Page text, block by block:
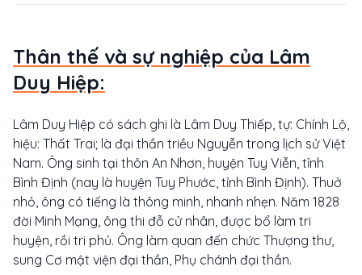
Thân thế và sự nghiệp của Lâm
Duy Hiệp:
Lâm Duy Hiệp có sách ghi là Lâm Duy Thiếp, tự: Chính Lộ,
hiệu: Thất Trai; là đại thần triều Nguyễn trong lịch sử Việt
Nam. Ông sinh tại thôn An Nhơn, huyện Tuy Viễn, tỉnh
Bình Định (nay là huyện Tuy Phước, tỉnh Bình Định). Thuở
nhỏ, ông có tiếng là thông minh, nhanh nhẹn. Năm 1828
đời Minh Mạng, ông thi đỗ cử nhân, được bổ làm tri
huyện, rồi tri phủ. Ông làm quan đến chức Thượng thư,
sung Cơ mật viện đại thần, Phụ chánh đại thần.